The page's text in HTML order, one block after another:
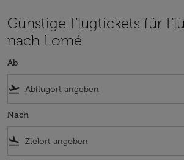
Günstige Flugtickets für
nach Lomé
Ab
flight_takeoff
Nach
flight_land